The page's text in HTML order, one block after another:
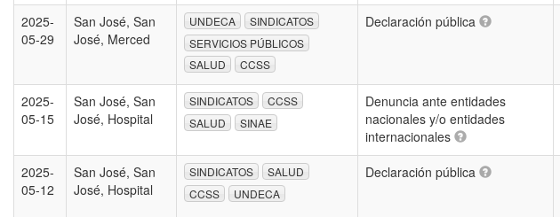
2025-
05-29
San José, San
José, Merced
UNDECA
SINDICATOS
SERVICIOS PÚBLICOS
SALUD
CCSS
Declaración pública
2025-
05-15
San José, San
José, Hospital
SINDICATOS
CCSS
SALUD
SINAE
Denuncia ante entidades
nacionales y/o entidades
internacionales
2025-
05-12
San José, San
José, Hospital
SINDICATOS
SALUD
CCSS
UNDECA
Declaración pública